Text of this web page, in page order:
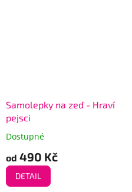
Samolepky na zeď - Hraví
pejsci
Průměrné
produktu
je
5,0
Dostupné
od 490 Kč
DETAIL